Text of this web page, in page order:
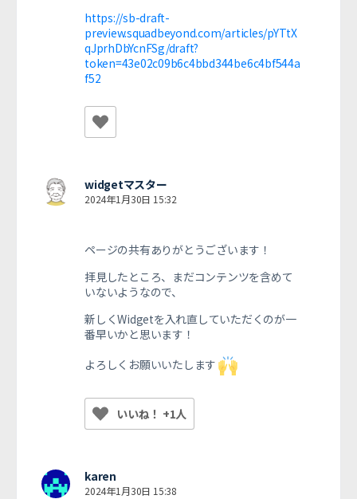
https://sb-draft-
preview.squadbeyond.com/articles/pYTtX
qJprhDbYcnFSg/draft?
token=43e02c09b6c4bbd344be6c4bf544a
f52
widgetマスター
2024年1月30日 15:32
ページの共有ありがとうございます！
拝見したところ、まだコンテンツを含めて
いないようなので、
新しくWidgetを入れ直していただくのが一
番早いかと思います！
よろしくお願いいたします
いいね！ +1人
karen
2024年1月30日 15:38